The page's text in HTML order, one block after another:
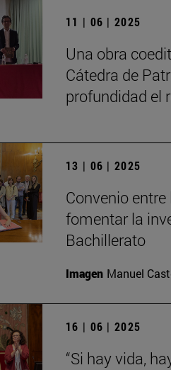
11 | 06 | 2025
Una obra
Cátedra de
profundidad el
13 | 06 | 2025
Convenio
fomentar la
Bachillerato
Imagen Manuel
16 | 06 | 2025
“Si hay vida,